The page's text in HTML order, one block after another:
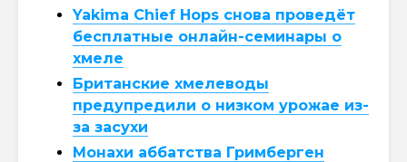
Yakima Chief Hops снова проведёт
бесплатные онлайн-семинары о
хмеле
Британские хмелеводы
предупредили о низком урожае из-
за засухи
Монахи аббатства Гримберген